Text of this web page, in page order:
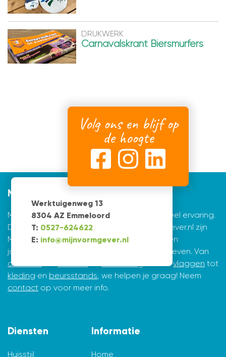
DRUKWERK
Carnavalskrant Biersmurfers
Werktuigenweg 13
8304 AZ Emmeloord
T: 0527-624622
E: info@mijnvormgever.nl
Volg ons en blijf op
de hoogte
Mijnvormgever
Mijnvormgever.nl: een grafisch bedrijf met veel ervaring.
De creatieve ontwerpers achter Mijnvormgever.nl zijn
Marius de Vries en Erik Tijsma. Beiden hebben
jarenlange ervaring in ontwerpen en vormgeven. Van
drukwerk
en vanvlaggen tot
kleding en beursstands , we helpen je graag! Neem
contact op voor meer info.
Diensten
Huisstijl
Informatie
Home